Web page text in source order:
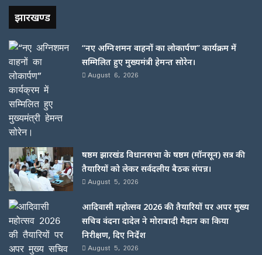
झारखण्ड
“नए अग्निशमन वाहनों का लोकार्पण” कार्यक्रम में
सम्मिलित हुए मुख्यमंत्री हेमन्त सोरेन।
August 6, 2026
षष्ठम झारखंड विधानसभा के षष्ठम (मॉनसून) सत्र की
तैयारियों को लेकर सर्वदलीय बैठक संपन्न।
August 5, 2026
आदिवासी महोत्सव 2026 की तैयारियों पर अपर मुख्य
सचिव वंदना दादेल ने मोराबादी मैदान का किया
निरीक्षण, दिए निर्देश
August 5, 2026